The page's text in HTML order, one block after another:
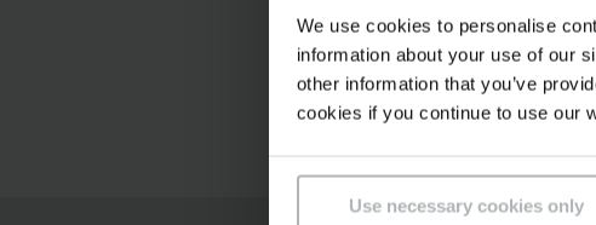
We use cookies to personalise
information about your use of our
other information that you’ve
cookies if you continue to use our
Use necessary cookies only
Acessórios de